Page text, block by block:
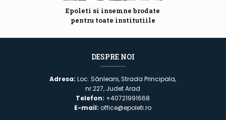
Epoleti si insemne brodate
pentru toate institutiile
DESPRE NOI
Adresa:Loc. Sânleani, Strada Principala,
nr.227, Judet Arad
Telefon: +40721991668
E-mail: office@epoleti.ro